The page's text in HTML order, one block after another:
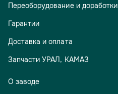
Переоборудование и доработки
Гарантии
Доставка и оплата
Запчасти УРАЛ, КАМАЗ
О заводе